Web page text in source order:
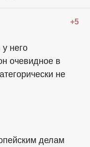
+5
него
очевидное в
не
делам